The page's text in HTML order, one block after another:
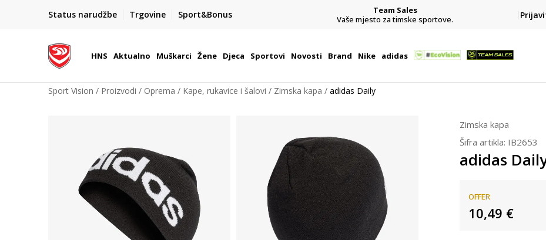
Status narudžbe Trgovine Sport&Bonus
BOX NOW
Dostava 1,50 €
| Više od 800 paketomata u Hrvatskoj
Team Sales
Vaše mjesto za timske sportove.
HNS Aktualno Muškarci Žene Djeca Sportovi Novosti Brand Nike adidas
Sport Vision Proizvodi Oprema Kape, rukavice i šalovi Zimska kapa adidas Daily
Zimska kapa
Šifra artikla: IB2653
adidas
OFFER
10,49 €